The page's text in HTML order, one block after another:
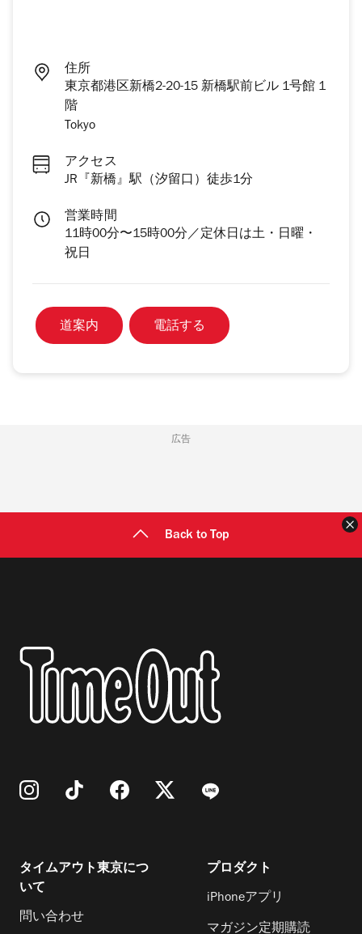
住所
東京都港区新橋2-20-15 新橋駅前ビル 1号館 1
階
Tokyo
アクセス
JR『新橋』駅（汐留口）徒歩1分
営業時間
11時00分〜15時00分／定休日は土・日曜・
祝日
道案内 電話する
広告
Back to Top
タイムアウト東京につ
いて
問い合わせ
プロダクト
iPhoneアプリ
マガジン定期購読